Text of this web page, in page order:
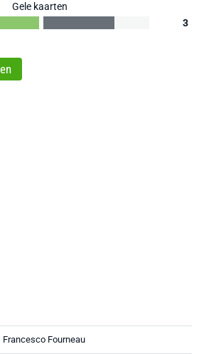
Gele kaarten
3
Francesco Fourneau